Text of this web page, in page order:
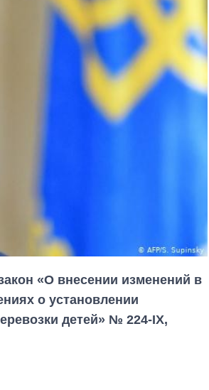
«О внесении изменений в
о установлении
детей» № 224-IX,